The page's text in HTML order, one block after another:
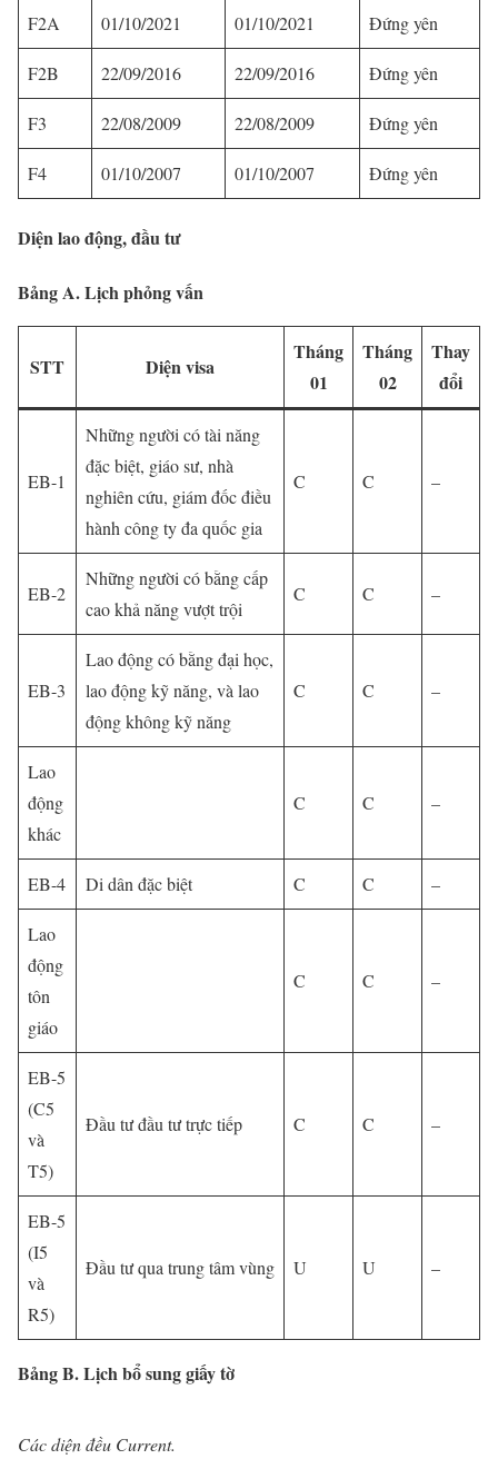
F2A 01/10/2021 01/10/2021 Đứng yên
F2B 22/09/2016 22/09/2016 Đứng yên
F3 22/08/2009 22/08/2009 Đứng yên
F4 01/10/2007 01/10/2007 Đứng yên
Diện lao động, đầu tư
Bảng A. Lịch phỏng vấn
STT Diện visa
Tháng
01
Tháng
02
Thay
đổi
EB-1
Những người có tài năng
đặc biệt, giáo sư, nhà
nghiên cứu, giám đốc điều
hành công ty đa quốc gia
C C –
EB-2
Những người có bằng cấp
cao khả năng vượt trội
C C –
EB-3
Lao động có bằng đại học,
lao động kỹ năng, và lao
động không kỹ năng
C C –
Lao
động
khác
C C –
EB-4 Di dân đặc biệt C C –
Lao
động
tôn
giáo
C C –
EB-5
(C5
và
T5)
Đầu tư đầu tư trực tiếp C C –
EB-5
(I5
và
R5)
Đầu tư qua trung tâm vùng U U –
Bảng B. Lịch bổ sung giấy tờ
Các diện đều Current.